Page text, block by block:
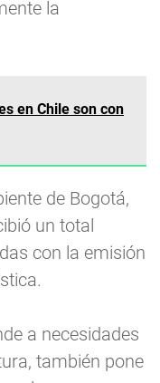
la
en Chile son con
de Bogotá,
un total
con la emisión
a necesidades
también pone